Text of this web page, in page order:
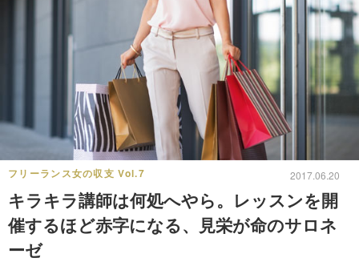
フリーランス女の収支 Vol.7 2017.06.20
キラキラ講師は何処へやら。レッスンを開
催するほど赤字になる、見栄が命のサロネ
ーゼ